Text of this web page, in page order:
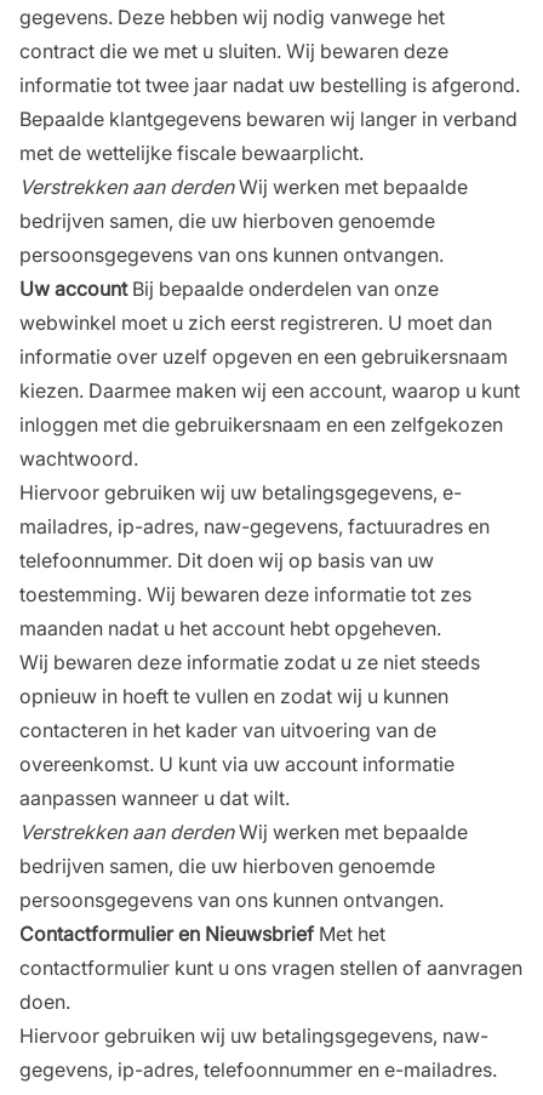
gegevens. Deze hebben wij nodig vanwege het
contract die we met u sluiten. Wij bewaren deze
informatie tot twee jaar nadat uw bestelling is afgerond.
Bepaalde klantgegevens bewaren wij langer in verband
met de wettelijke fiscale bewaarplicht.
Verstrekken aan derdenWij werken met bepaalde
bedrijven samen, die uw hierboven genoemde
persoonsgegevens van ons kunnen ontvangen.
Uw accountBij bepaalde onderdelen van onze
webwinkel moet u zich eerst registreren. U moet dan
informatie over uzelf opgeven en een gebruikersnaam
kiezen. Daarmee maken wij een account, waarop u kunt
inloggen met die gebruikersnaam en een zelfgekozen
wachtwoord.
Hiervoor gebruiken wij uw betalingsgegevens, e-
mailadres, ip-adres, naw-gegevens, factuuradres en
telefoonnummer. Dit doen wij op basis van uw
toestemming. Wij bewaren deze informatie tot zes
maanden nadat u het account hebt opgeheven.
Wij bewaren deze informatie zodat u ze niet steeds
opnieuw in hoeft te vullen en zodat wij u kunnen
contacteren in het kader van uitvoering van de
overeenkomst. U kunt via uw account informatie
aanpassen wanneer u dat wilt.
Verstrekken aan derdenWij werken met bepaalde
bedrijven samen, die uw hierboven genoemde
persoonsgegevens van ons kunnen ontvangen.
Contactformulier en Nieuwsbrief Met het
contactformulier kunt u ons vragen stellen of aanvragen
doen.
Hiervoor gebruiken wij uw betalingsgegevens, naw-
gegevens, ip-adres, telefoonnummer en e-mailadres.